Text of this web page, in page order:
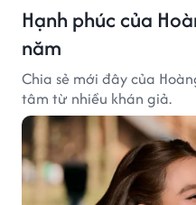
Hạnh phúc của
năm
Chia sẻ mới đây của
tâm từ nhiều khán giả.